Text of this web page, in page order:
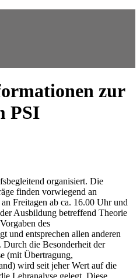
zur
PSI
organisiert. Die
finden vorwiegend an
Freitagen ab ca. 16.00 Uhr und
Ausbildung betreffend Theorie
des
und entsprechen allen anderen
Durch die Besonderheit der
(mit Übertragung,
wird seit jeher Wert auf die
Lehranalyse gelegt. Diese